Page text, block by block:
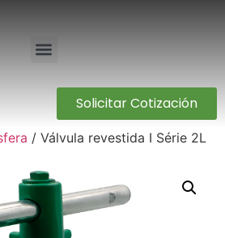
Solicitar Cotización
/ Válvula revestida I Série 2L